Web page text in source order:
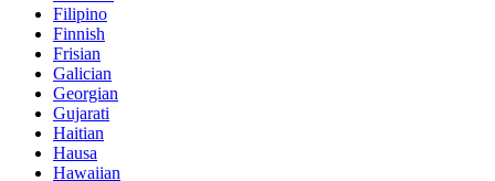
Filipino
Finnish
Frisian
Galician
Georgian
Gujarati
Haitian
Hausa
Hawaiian